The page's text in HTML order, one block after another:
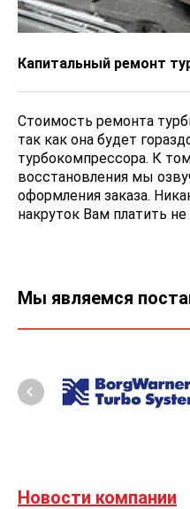
Капитальный ремонт
Стоимость ремонта
так как она будет
турбокомпрессора. К
восстановления мы
оформления заказа.
накруток Вам платить не
Мы являемся
Новости компании